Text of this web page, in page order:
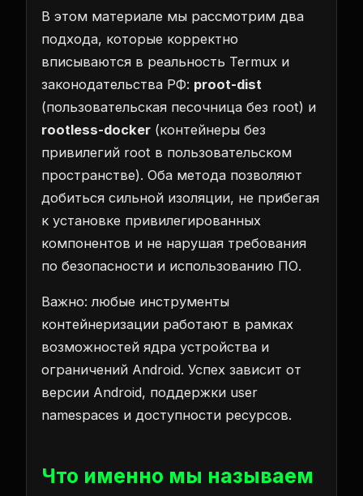
В этом материале мы рассмотрим два
подхода, которые корректно
вписываются в реальность Termux и
законодательства РФ: proot-dist
(пользовательская песочница без root) и
rootless-docker (контейнеры без
привилегий root в пользовательском
пространстве). Оба метода позволяют
добиться сильной изоляции, не прибегая
к установке привилегированных
компонентов и не нарушая требования
по безопасности и использованию ПО.
Важно: любые инструменты
контейнеризации работают в рамках
возможностей ядра устройства и
ограничений Android. Успех зависит от
версии Android, поддержки user
namespaces и доступности ресурсов.
Что именно мы называем